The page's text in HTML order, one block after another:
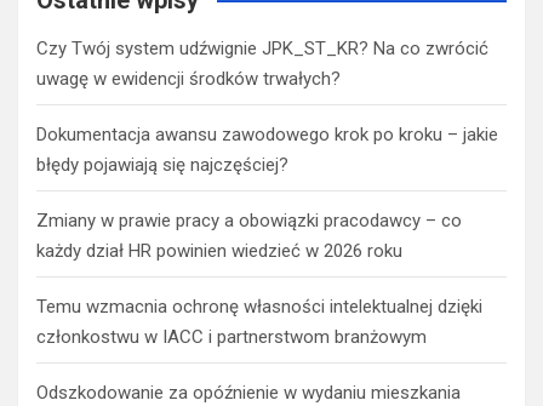
Czy Twój system udźwignie JPK_ST_KR? Na co zwrócić
uwagę w ewidencji środków trwałych?
Dokumentacja awansu zawodowego krok po kroku – jakie
błędy pojawiają się najczęściej?
Zmiany w prawie pracy a obowiązki pracodawcy – co
każdy dział HR powinien wiedzieć w 2026 roku
Temu wzmacnia ochronę własności intelektualnej dzięki
członkostwu w IACC i partnerstwom branżowym
Odszkodowanie za opóźnienie w wydaniu mieszkania